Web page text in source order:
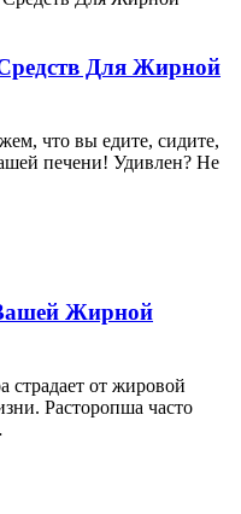
Для Жирной
что вы едите, сидите,
печени! Удивлен? Не
Жирной
страдает от жировой
Расторопша часто